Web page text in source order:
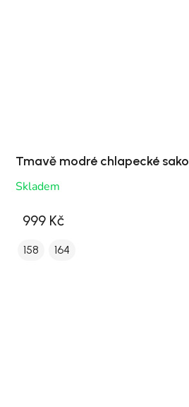
Tmavě modré chlapecké sako
Skladem
999 Kč
158 164